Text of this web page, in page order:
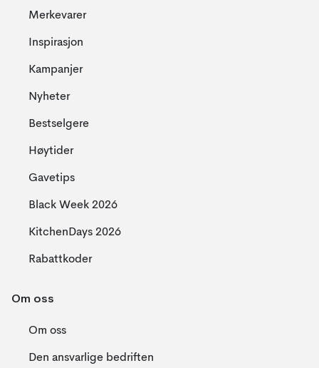
Merkevarer
Inspirasjon
Kampanjer
Nyheter
Bestselgere
Høytider
Gavetips
Black Week 2026
KitchenDays 2026
Rabattkoder
Om oss
Om oss
Den ansvarlige bedriften